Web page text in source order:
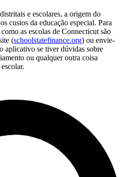
e escolares, a origem do
custos da educação especial. Para
as escolas de Connecticut são
(schoolstatefinance.org) ou envie-
aplicativo se tiver dúvidas sobre
ou qualquer outra coisa